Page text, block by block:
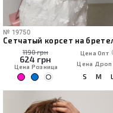
№ 19750
1190 грн
624 грн
Цена Розница
Цена Опт
Цена Дроп
S M L